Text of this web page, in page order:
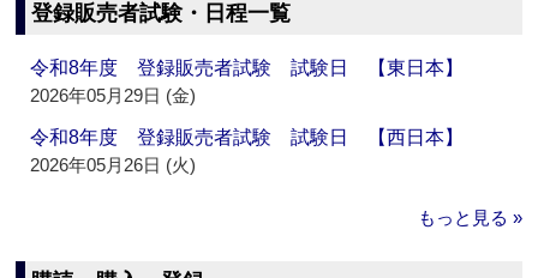
登録販売者試験・日程一覧
令和8年度 登録販売者試験 試験日 【東日本】
2026年05月29日 (金)
令和8年度 登録販売者試験 試験日 【西日本】
2026年05月26日 (火)
もっと見る »